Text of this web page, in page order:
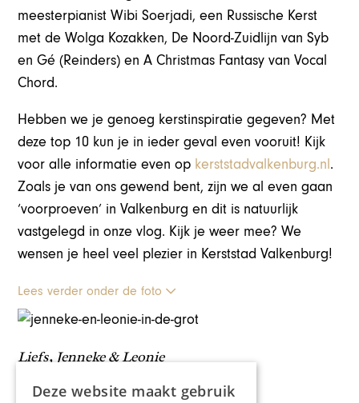
meesterpianist Wibi Soerjadi, een Russische Kerst
met de Wolga Kozakken, De Noord-Zuidlijn van Syb
en Gé (Reinders) en A Christmas Fantasy van Vocal
Chord.
Hebben we je genoeg kerstinspiratie gegeven? Met
deze top 10 kun je in ieder geval even vooruit! Kijk
voor alle informatie even op kerststadvalkenburg.nl.
Zoals je van ons gewend bent, zijn we al even gaan
‘voorproeven’ in Valkenburg en dit is natuurlijk
vastgelegd in onze vlog. Kijk je weer mee? We
wensen je heel veel plezier in Kerststad Valkenburg!
Lees verder onder de foto
Liefs, Jenneke & Leonie
Deze website maakt gebruik